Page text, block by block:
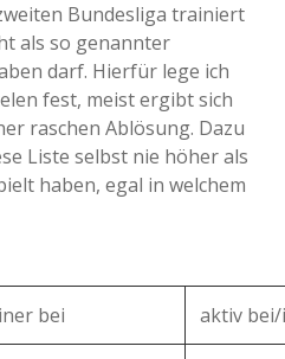
Bundesliga trainiert
als so genannter
darf. Hierfür lege ich
fest, meist ergibt sich
raschen Ablösung. Dazu
Liste selbst nie höher als
haben, egal in welchem
bei aktiv